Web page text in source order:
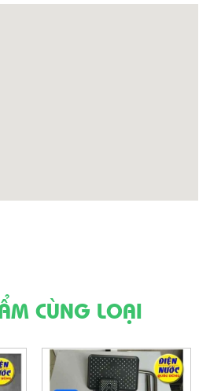
CÙNG LOẠI